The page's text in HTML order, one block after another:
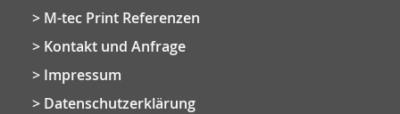
M-tec Print Referenzen
Kontakt und Anfrage
Impressum
Datenschutzerklärung